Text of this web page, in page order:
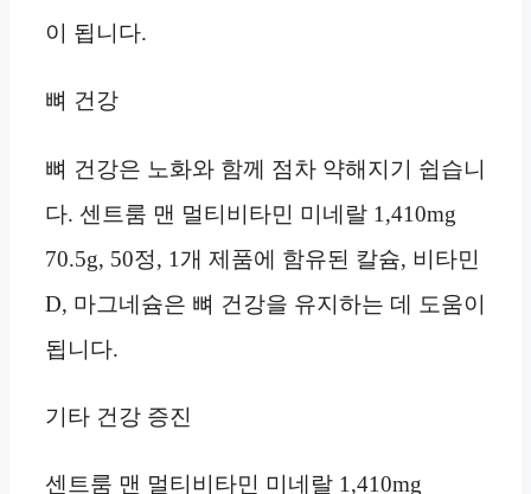
이 됩니다.
뼈 건강
뼈 건강은 노화와 함께 점차 약해지기 쉽습니
다. 센트룸 맨 멀티비타민 미네랄 1,410mg
70.5g, 50정, 1개 제품에 함유된 칼슘, 비타민
D, 마그네슘은 뼈 건강을 유지하는 데 도움이
됩니다.
기타 건강 증진
센트룸 맨 멀티비타민 미네랄 1,410mg